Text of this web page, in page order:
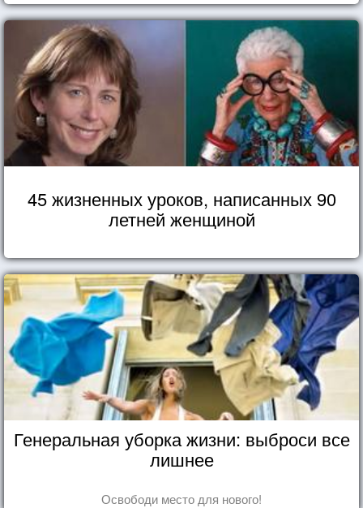
45 жизненных уроков, написанных 90
летней женщиной
Генеральная уборка жизни: выброси все
лишнее
Освободи место для нового!